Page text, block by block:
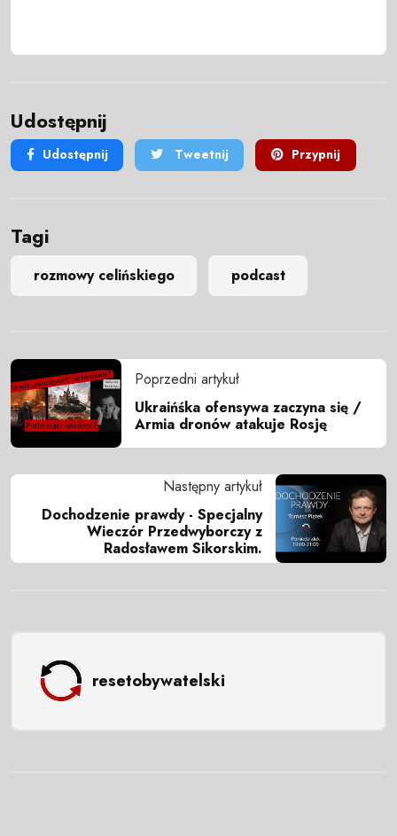
Udostępnij
Udostępnij Tweetnij Przypnij
Tagi
rozmowy celińskiego podcast
Poprzedni artykuł
Ukraińśka ofensywa zaczyna się /
Armia dronów atakuje Rosję
Następny artykuł
Dochodzenie prawdy - Specjalny
Wieczór Przedwyborczy z
Radosławem Sikorskim.
resetobywatelski